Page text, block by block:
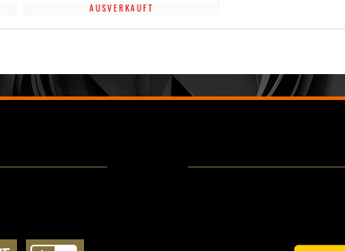
AUSVERKAUFT